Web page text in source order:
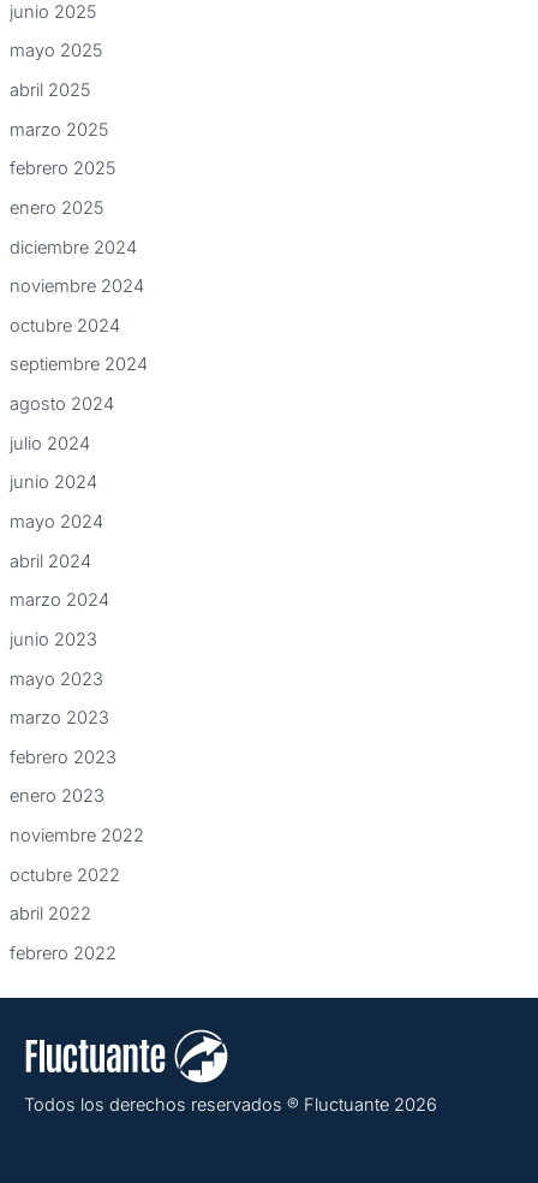
junio 2025
mayo 2025
abril 2025
marzo 2025
febrero 2025
enero 2025
diciembre 2024
noviembre 2024
octubre 2024
septiembre 2024
agosto 2024
julio 2024
junio 2024
mayo 2024
abril 2024
marzo 2024
junio 2023
mayo 2023
marzo 2023
febrero 2023
enero 2023
noviembre 2022
octubre 2022
abril 2022
febrero 2022
Todos los derechos reservados ® Fluctuante 2026